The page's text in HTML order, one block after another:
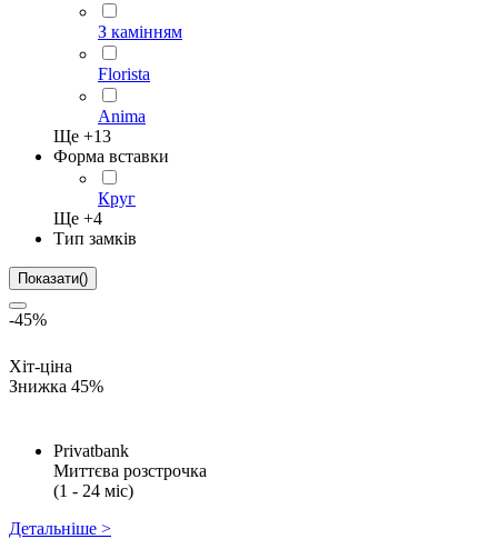
З камінням
Florista
Anima
Ще +13
Форма вставки
Круг
Ще +4
Тип замків
Показати()
-45%
Хіт-ціна
Знижка 45%
Privatbank
Миттєва розстрочка
(1 - 24 міс)
Детальніше >